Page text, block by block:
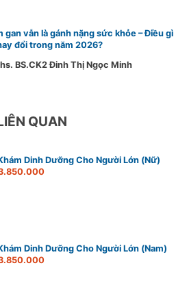
gan vẫn là gánh nặng sức khỏe – Điều gì
đổi trong năm 2026?
BS.CK2 Đinh Thị Ngọc Minh
QUAN
Dinh Dưỡng Cho Người Lớn (Nữ)
Dinh Dưỡng Cho Người Lớn (Nam)